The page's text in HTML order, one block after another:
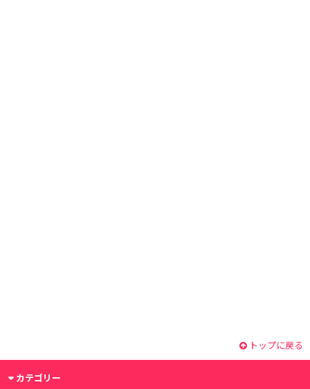
トップに戻る
カテゴリー